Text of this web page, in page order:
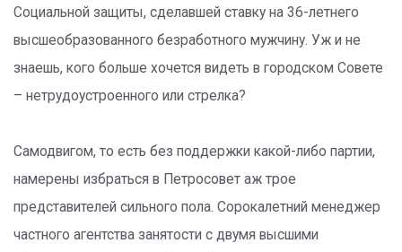
Социальной защиты, сделавшей ставку на 36-летнего
высшеобразованного безработного мужчину. Уж и не
знаешь, кого больше хочется видеть в городском Совете
– нетрудоустроенного или стрелка?
Самодвигом, то есть без поддержки какой-либо партии,
намерены избраться в Петросовет аж трое
представителей сильного пола. Сорокалетний менеджер
частного агентства занятости с двумя высшими